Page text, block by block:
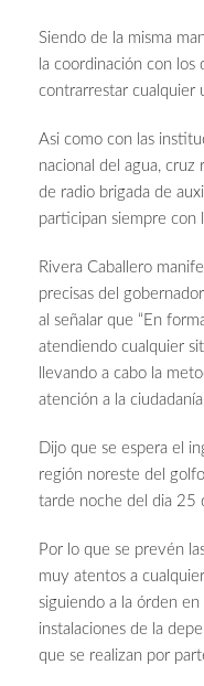
Siendo de la misma
la coordinación con
contrarrestar cualquier
Asi como con las
nacional del agua, cruz
de radio brigada de
participan siempre con
Rivera Caballero
precisas del
al señalar que “En
atendiendo cualquier
llevando a cabo la
atención a la
Dijo que se espera el
región noreste del
tarde noche del dia 25
Por lo que se prevén
muy atentos a
siguiendo a la órden
instalaciones de la
que se realizan por